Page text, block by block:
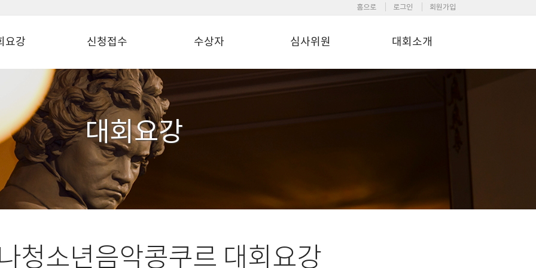
홈으로 로그인 회원가입
요강 신청접수 수상자 심사위원 대회소개
대회요강
청소년음악콩쿠르 대회요강